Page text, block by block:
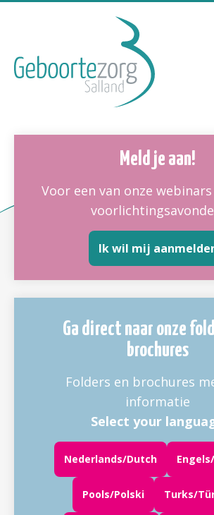
Meld je aan!
Voor een van onze
Ik wil mij
Ga direct naar onze
brochures
Folders en brochures
informatie
Select your
Nederlands/Dutch
Pools/Polski Turks/